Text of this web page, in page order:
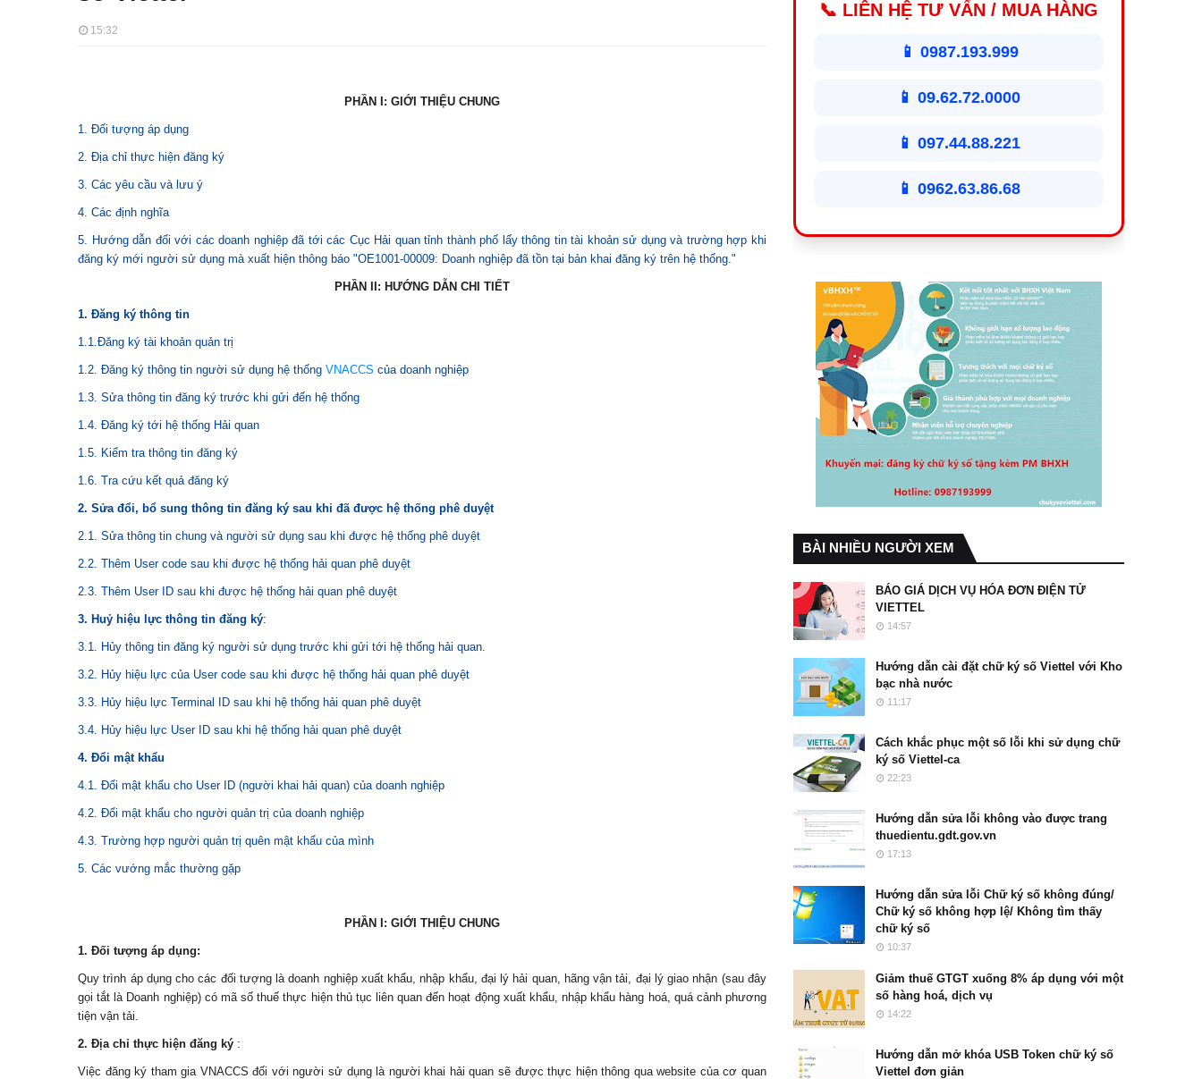
15:32
PHẦN I: GIỚI THIỆU CHUNG
1. Đối tượng áp dụng
2. Địa chỉ thực hiện đăng ký
3. Các yêu cầu và lưu ý
4. Các định nghĩa
5. Hướng dẫn đối với các doanh nghiệp đã tới các Cục Hải quan tỉnh thành phố lấy thông tin tài khoản sử dụng và trường hợp khi
đăng ký mới người sử dụng mà xuất hiện thông báo "OE1001-00009: Doanh nghiệp đã tồn tại bản khai đăng ký trên hệ thống."
PHẦN II: HƯỚNG DẪN CHI TIẾT
1. Đăng ký thông tin
1.1.Đăng ký tài khoản quản trị
1.2. Đăng ký thông tin người sử dụng hệ thống VNACCS của doanh nghiệp
1.3. Sửa thông tin đăng ký trước khi gửi đến hệ thống
1.4. Đăng ký tới hệ thống Hải quan
1.5. Kiểm tra thông tin đăng ký
1.6. Tra cứu kết quả đăng ký
2. Sửa đổi, bổ sung thông tin đăng ký sau khi đã được hệ thống phê duyệt
2.1. Sửa thông tin chung và người sử dụng sau khi được hệ thống phê duyệt
2.2. Thêm User code sau khi được hệ thống hải quan phê duyệt
2.3. Thêm User ID sau khi được hệ thống hải quan phê duyệt
3. Huỷ hiệu lực thông tin đăng ký:
3.1. Hủy thông tin đăng ký người sử dụng trước khi gửi tới hệ thống hải quan.
3.2. Hủy hiệu lực của User code sau khi được hệ thống hải quan phê duyệt
3.3. Hủy hiệu lực Terminal ID sau khi hệ thống hải quan phê duyệt
3.4. Hủy hiệu lực User ID sau khi hệ thống hải quan phê duyệt
4. Đổi mật khẩu
4.1. Đổi mật khẩu cho User ID (người khai hải quan) của doanh nghiệp
4.2. Đổi mật khẩu cho người quản trị của doanh nghiệp
4.3. Trường hợp người quản trị quên mật khẩu của mình
5. Các vướng mắc thường gặp
PHẦN I: GIỚI THIỆU CHUNG
1. Đối tượng áp dụng:
Quy trình áp dụng cho các đối tượng là doanh nghiệp xuất khẩu, nhập khẩu, đại lý hải quan, hãng vận tải, đại lý giao nhận (sau đây
gọi tắt là Doanh nghiệp) có mã số thuế thực hiện thủ tục liên quan đến hoạt động xuất khẩu, nhập khẩu hàng hoá, quá cảnh phương
tiện vận tải.
2. Địa chỉ thực hiện đăng ký :
Việc đăng ký tham gia VNACCS đối với người sử dụng là người khai hải quan sẽ được thực hiện thông qua website của cơ quan
📞 LIÊN HỆ TƯ VẤN / MUA HÀNG
📱 0987.193.999
📱 09.62.72.0000
📱 097.44.88.221
📱 0962.63.86.68
BÀI NHIỀU NGƯỜI XEM
BÁO GIÁ DỊCH VỤ HÓA ĐƠN ĐIỆN TỬ
VIETTEL
14:57
Hướng dẫn cài đặt chữ ký số Viettel với Kho
bạc nhà nước
11:17
Cách khắc phục một số lỗi khi sử dụng chữ
ký số Viettel-ca
22:23
Hướng dẫn sửa lỗi không vào được trang
thuedientu.gdt.gov.vn
17:13
Hướng dẫn sửa lỗi Chữ ký số không đúng/
Chữ ký số không hợp lệ/ Không tìm thấy
chữ ký số
10:37
Giảm thuế GTGT xuống 8% áp dụng với một
số hàng hoá, dịch vụ
14:22
Hướng dẫn mở khóa USB Token chữ ký số
Viettel đơn giản